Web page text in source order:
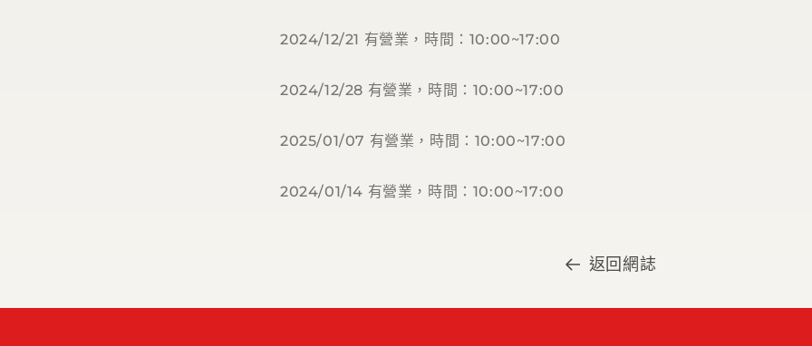
2024/12/21 有營業，時間：10:00~17:00
2024/12/28 有營業，時間：10:00~17:00
2025/01/07 有營業，時間：10:00~17:00
2024/01/14 有營業，時間：10:00~17:00
返回網誌